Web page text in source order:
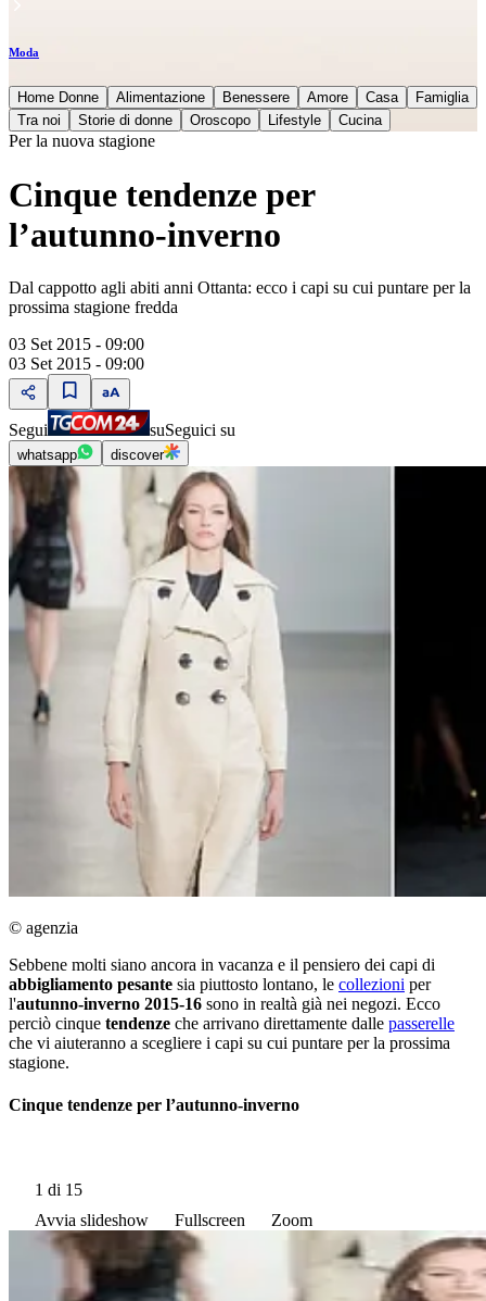
Moda
Home Donne Alimentazione Benessere Amore Casa
Famiglia
Tra noi
Storie di donne Oroscopo Lifestyle Cucina
Per la nuova stagione
Cinque tendenze per
l’autunno-inverno
Dal cappotto agli abiti anni Ottanta: ecco i capi su cui puntare per la
prossima stagione fredda
03 Set 2015 - 09:00
03 Set 2015 - 09:00
Segui suSeguici su
whatsapp discover
© agenzia
Sebbene molti siano ancora in vacanza e il pensiero dei capi di
abbigliamento pesante sia piuttosto lontano, le collezioni per
l'autunno-inverno 2015-16 sono in realtà già nei negozi. Ecco
perciò cinque tendenze che arrivano direttamente dalle passerelle
che vi aiuteranno a scegliere i capi su cui puntare per la prossima
stagione.
Cinque tendenze per l’autunno-inverno
1 di 15
Avvia slideshow
Fullscreen Zoom